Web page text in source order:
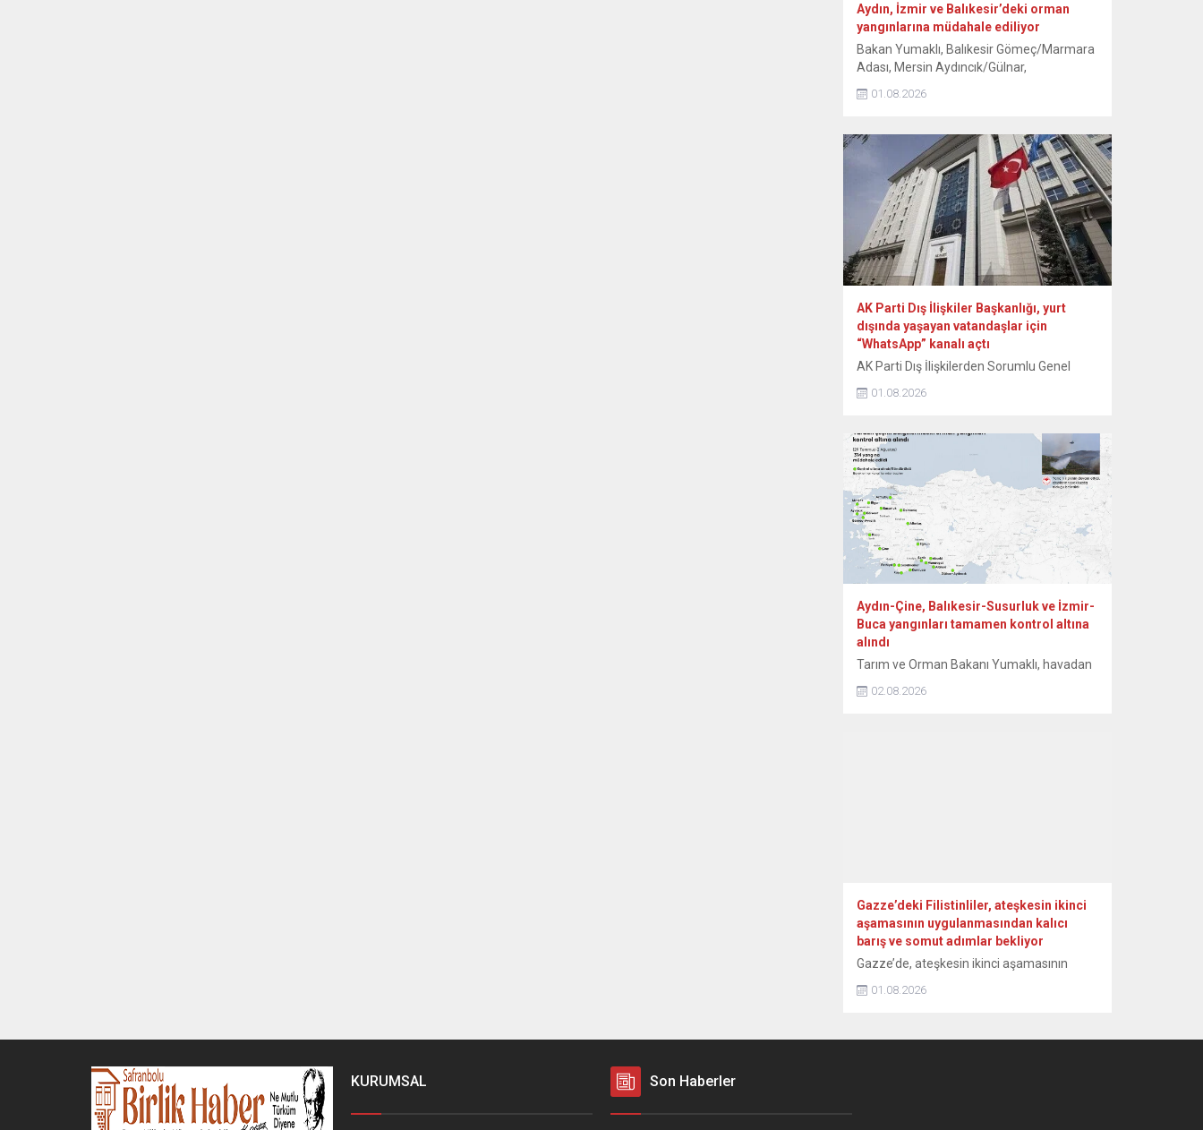
Aydın, İzmir ve Balıkesir’deki orman
yangınlarına müdahale ediliyor
Bakan Yumaklı, Balıkesir Gömeç/Marmara
Adası, Mersin Aydıncık/Gülnar,
Kocaeli/Dilovası orman yangınlarının
kontrol altına alındığını bildirdi. Aydın’ın Çine
ilçesinde ormanlık alanda 30 Temmuz’da
başlayan yangına havadan ve karadan
müdahale 3. gününde sürüyor. Kavşıt
mevkisindeki ormanlık alanda devam eden
yangına ekipler, gece boyunca müdahale...
01.08.2026
AK Parti Dış İlişkiler Başkanlığı, yurt
dışında yaşayan vatandaşlar için
“WhatsApp” kanalı açtı
AK Parti Dış İlişkilerden Sorumlu Genel
dışında yaşayan vatandaşlara yönelik
ulaştırılması amacıyla “WhatsApp” kanalı
açtıklarını duyurdu. Sırakaya, sosyal medya
hesabından yaptığı açıklamada,
WhatsApp’ın toplu mesajlaşma
uygulamalarına ilişkin koşulları nedeniyle
hesabına getirilen sınırlandırma sonrasında
yeni bir iletişim kanalını devreye aldıklarını
bildirdi....
01.08.2026
Aydın-Çine, Balıkesir-Susurluk ve İzmir-
Buca yangınları tamamen kontrol altına
alındı
Tarım ve Orman Bakanı Yumaklı, havadan
ve karadan yürütülen etkili mücadeleler
sonucunda, Aydın’ın Çine, Balıkesir’in
02.08.2026
Gazze’deki Filistinliler, ateşkesin ikinci
aşamasının uygulanmasından kalıcı
barış ve somut adımlar bekliyor
Gazze’de, ateşkesin ikinci aşamasının
yönündeki açıklamaları sevinçle karşılayan
01.08.2026
KURUMSAL Son Haberler